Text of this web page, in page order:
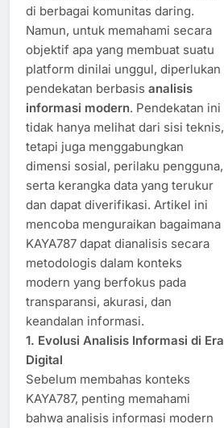
di berbagai komunitas daring.
Namun, untuk memahami secara
objektif apa yang membuat suatu
platform dinilai unggul, diperlukan
pendekatan berbasis analisis
informasi modern. Pendekatan ini
tidak hanya melihat dari sisi teknis,
tetapi juga menggabungkan
dimensi sosial, perilaku pengguna,
serta kerangka data yang terukur
dan dapat diverifikasi. Artikel ini
mencoba menguraikan bagaimana
KAYA787 dapat dianalisis secara
metodologis dalam konteks
modern yang berfokus pada
transparansi, akurasi, dan
keandalan informasi.
1. Evolusi Analisis Informasi di Era
Digital
Sebelum membahas konteks
KAYA787, penting memahami
bahwa analisis informasi modern